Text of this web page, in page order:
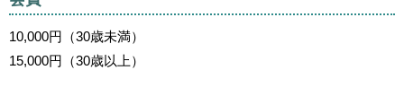
10,000円（30歳未満）
15,000円（30歳以上）